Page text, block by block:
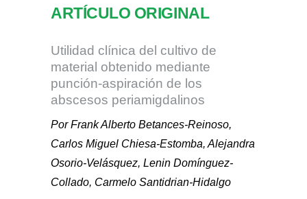
ARTÍCULO ORIGINAL
Utilidad clínica del cultivo de
material obtenido mediante
punción-aspiración de los
abscesos periamigdalinos
Por Frank Alberto Betances-Reinoso,
Carlos Miguel Chiesa-Estomba, Alejandra
Osorio-Velásquez, Lenin Domínguez-
Collado, Carmelo Santidrian-Hidalgo